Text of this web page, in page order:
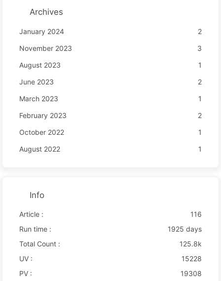
Archives
January 2024
2
November 2023
3
August 2023
1
June 2023
2
March 2023
1
February 2023
2
October 2022
1
August 2022
1
Info
Article :
116
Run time :
1925 days
Total Count :
125.8k
UV :
15228
PV :
19308